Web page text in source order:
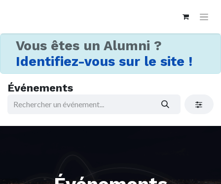
Vous êtes un Alumni ?
Identifiez-vous sur le site !
Événements